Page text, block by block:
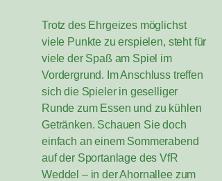
Trotz des Ehrgeizes möglichst
viele Punkte zu erspielen, steht für
viele der Spaß am Spiel im
Vordergrund. Im Anschluss treffen
sich die Spieler in geselliger
Runde zum Essen und zu kühlen
Getränken. Schauen Sie doch
einfach an einem Sommerabend
auf der Sportanlage des VfR
Weddel – in der Ahornallee zum